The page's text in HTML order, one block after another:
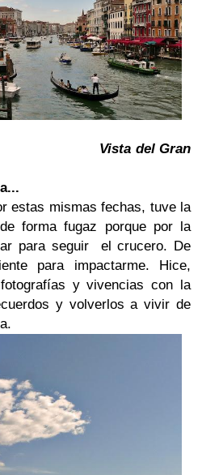
Vista del Gran
mismas fechas, tuve la
forma fugaz porque por la
para seguir el crucero. De
para impactarme. Hice,
y vivencias con la
y volverlos a vivir de